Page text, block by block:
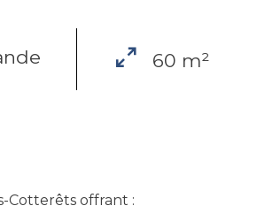
60 m²
Cotterêts offrant :